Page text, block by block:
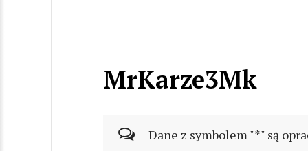
MrKarze3Mk
Dane z symbolem "*" są